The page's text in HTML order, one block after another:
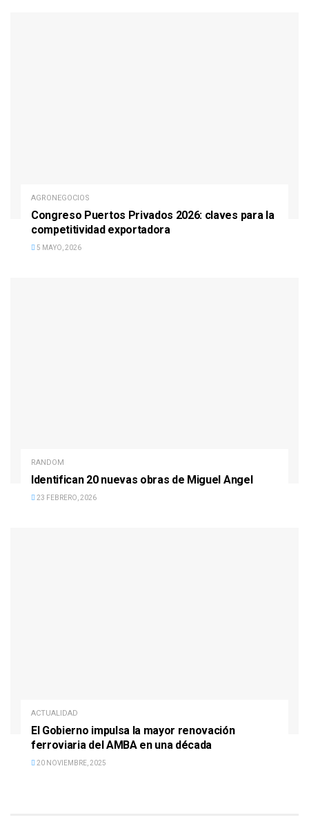
AGRONEGOCIOS
Congreso Puertos Privados 2026: claves para la
competitividad exportadora
5 MAYO, 2026
RANDOM
Identifican 20 nuevas obras de Miguel Angel
23 FEBRERO, 2026
ACTUALIDAD
El Gobierno impulsa la mayor renovación
ferroviaria del AMBA en una década
20 NOVIEMBRE, 2025